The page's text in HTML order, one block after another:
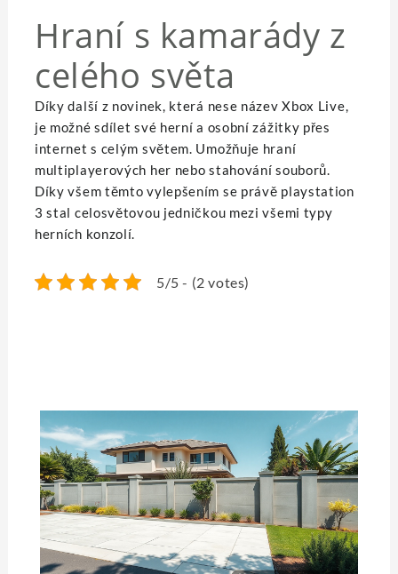
Hraní s kamarády z
celého světa
Díky další z novinek, která nese název Xbox Live,
je možné sdílet své herní a osobní zážitky přes
internet s celým světem. Umožňuje hraní
multiplayerových her nebo stahování souborů.
Díky všem těmto vylepšením se právě playstation
3 stal celosvětovou jedničkou mezi všemi typy
herních konzolí.
5/5 - (2 votes)